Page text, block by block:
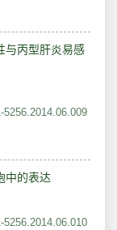
与丙型肝炎易感
中的表达